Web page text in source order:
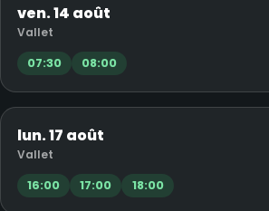
ven. 14 août
Vallet
07:30 08:00
lun. 17 août
Vallet
16:00 17:00 18:00